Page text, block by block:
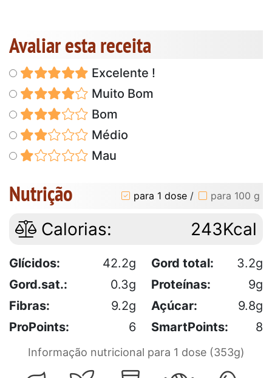
Avaliar esta receita
Excelente !
Muito Bom
Bom
Médio
Mau
Nutrição para 1 dose / para 100 g
Calorias: 243Kcal
Glícidos: 42.2g Gord total:
3.2g
Gord.sat.:
0.3g Proteínas:
9g
Fibras:
9.2g Açúcar:
9.8g
ProPoints:
6 SmartPoints: 8
Informação nutricional para 1 dose (353g)